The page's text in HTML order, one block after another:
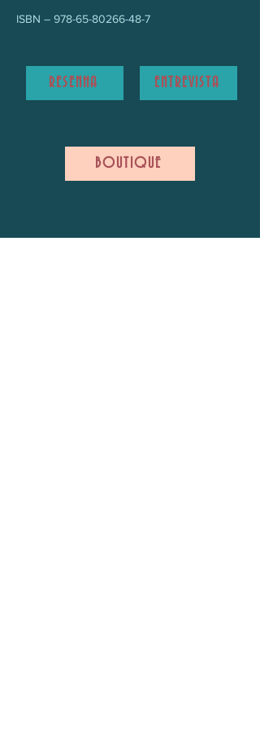
ISBN – 978-65-80266-48-7
RESENHA ENTREVISTA
BOUTIQUE